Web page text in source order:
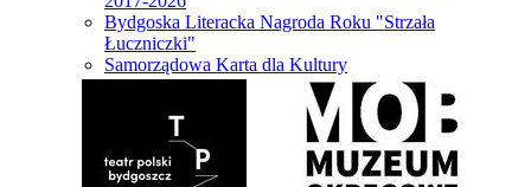
Bydgoska Literacka Nagroda Roku "Strzała
Łuczniczki"
Samorządowa Karta dla Kultury